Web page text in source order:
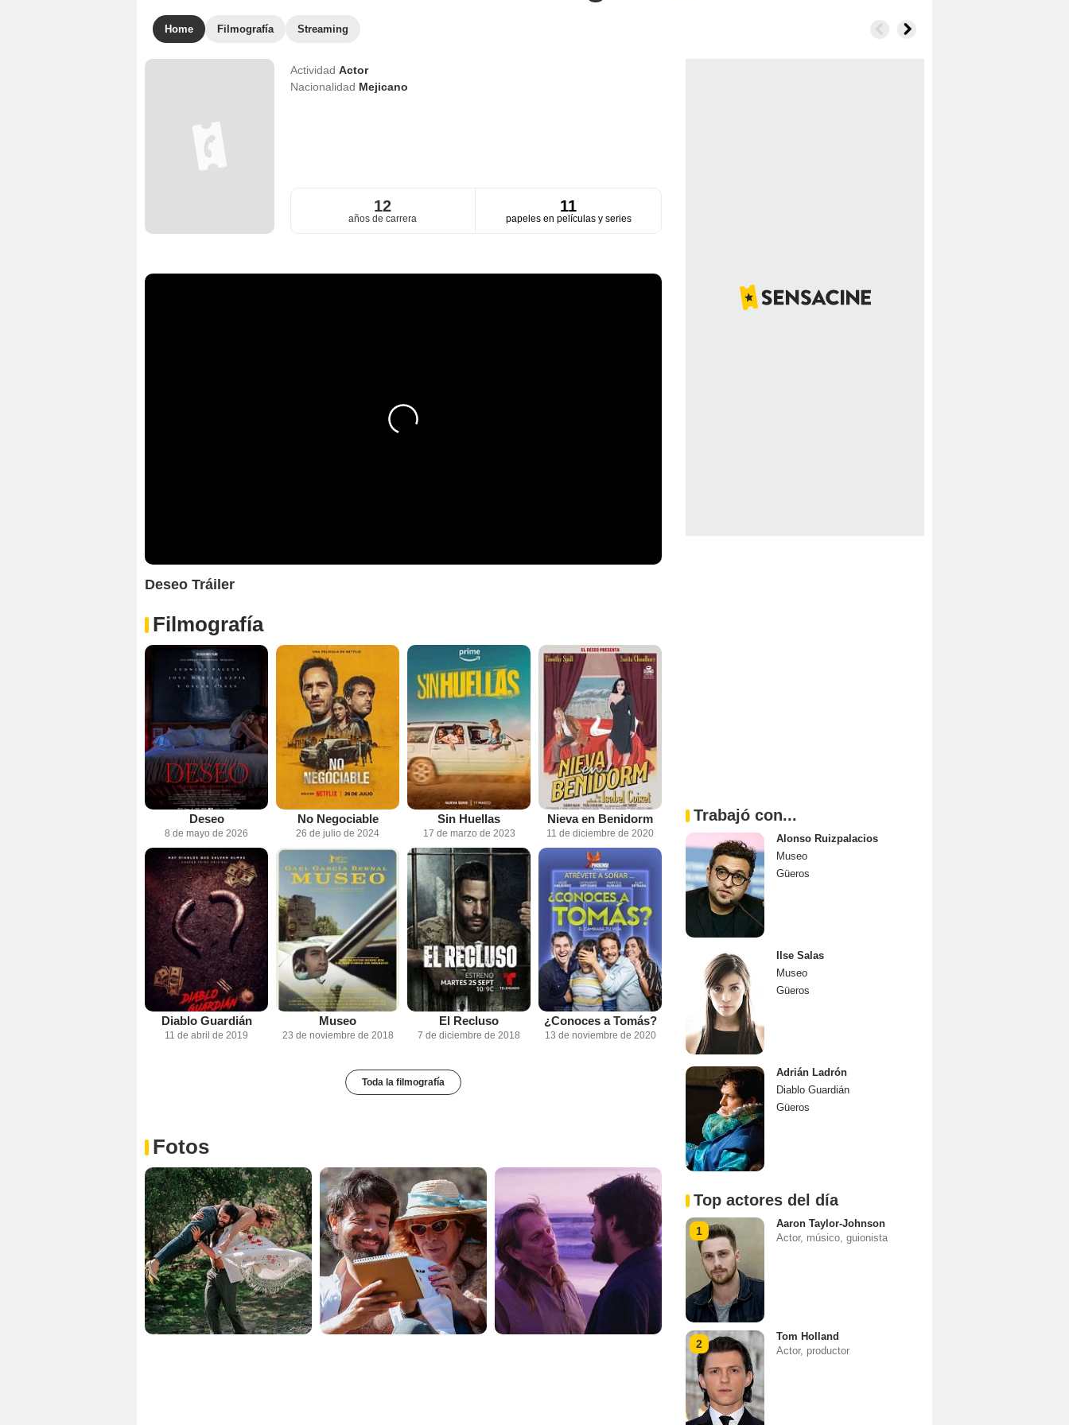
Home Filmografía Streaming
Actividad Actor
Nacionalidad Mejicano
12
años de carrera
11
papeles en películas y series
Deseo Tráiler
Filmografía
Deseo
8 de mayo de 2026
No Negociable
26 de julio de 2024
Sin Huellas
17 de marzo de 2023
Nieva en Benidorm
11 de diciembre de 2020
Diablo Guardián
11 de abril de 2019
Museo
23 de noviembre de 2018
El Recluso
7 de diciembre de 2018
¿Conoces a Tomás?
13 de noviembre de 2020
Toda la filmografía
Fotos
Trabajó con...
Alonso Ruizpalacios
Museo
Güeros
Ilse Salas
Museo
Güeros
Adrián Ladrón
Diablo Guardián
Güeros
Top actores del día
1
Aaron Taylor-Johnson
Actor, músico, guionista
2
Tom Holland
Actor, productor